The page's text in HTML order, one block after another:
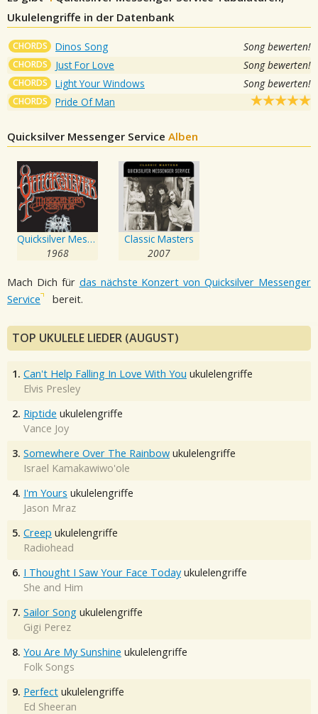
Ukulelengriffe in der Datenbank
CHORDS Dinos Song Song bewerten!
CHORDS Just For Love Song bewerten!
CHORDS Light Your Windows Song bewerten!
CHORDS Pride Of Man
Quicksilver Messenger Service Alben
Quicksilver Messenger Service
1968
Classic Masters
2007
Mach Dich für das nächste Konzert von Quicksilver Messenger
Service
bereit.
TOP UKULELE LIEDER (AUGUST)
1. Can't Help Falling In Love With You ukulelengriffe
Elvis Presley
2. Riptide ukulelengriffe
Vance Joy
3. Somewhere Over The Rainbow ukulelengriffe
Israel Kamakawiwo'ole
4. I'm Yours ukulelengriffe
Jason Mraz
5. Creep ukulelengriffe
Radiohead
6. I Thought I Saw Your Face Today ukulelengriffe
She and Him
7. Sailor Song ukulelengriffe
Gigi Perez
8. You Are My Sunshine ukulelengriffe
Folk Songs
9. Perfect ukulelengriffe
Ed Sheeran